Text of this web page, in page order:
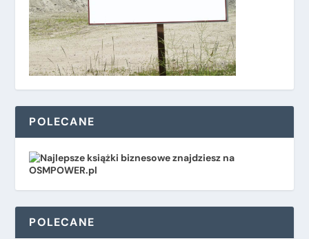
POLECANE
POLECANE